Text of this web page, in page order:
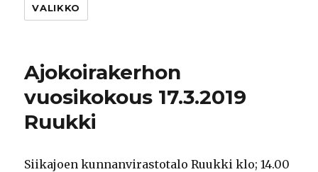
VALIKKO
Ajokoirakerhon
vuosikokous 17.3.2019
Ruukki
Siikajoen kunnanvirastotalo Ruukki klo; 14.00